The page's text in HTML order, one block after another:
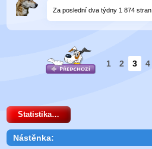
Za poslední dva týdny 1 874 stran
1 2 3 4
Statistika…
Nástěnka: